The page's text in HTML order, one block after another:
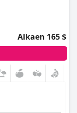
Alkaen 165 $